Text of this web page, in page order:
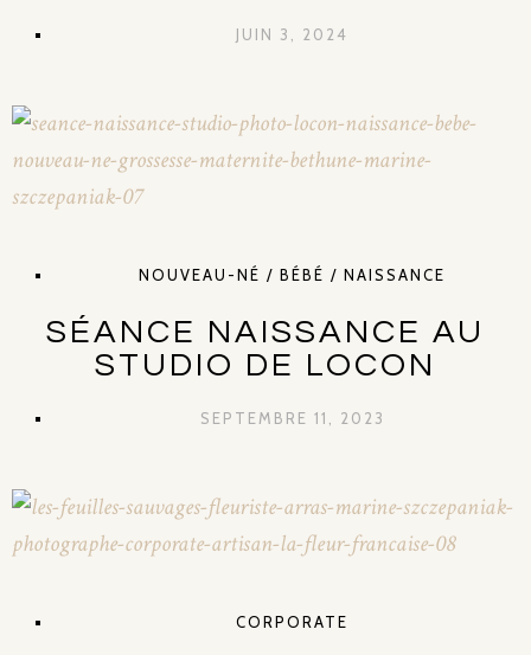
JUIN 3, 2024
NOUVEAU-NÉ / BÉBÉ / NAISSANCE
SÉANCE NAISSANCE AU
STUDIO DE LOCON
SEPTEMBRE 11, 2023
CORPORATE